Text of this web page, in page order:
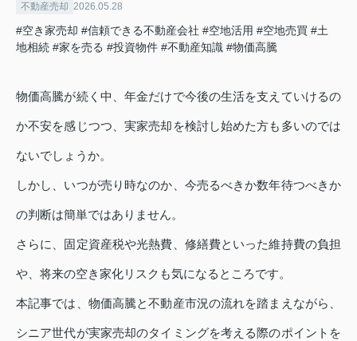
不動産売却 2026.05.28
#空き家売却 #信頼できる不動産会社 #空地活用 #空地売買 #土
地相続 #家を売る #投資物件 #不動産知識 #物価高騰
物価高騰が続く中、年金だけで今後の生活を支えていけるの
か不安を感じつつ、実家売却を検討し始めた方も多いのでは
ないでしょうか。
しかし、いつが売り時なのか、今売るべきか数年待つべきか
の判断は簡単ではありません。
さらに、固定資産税や光熱費、修繕費といった維持費の負担
や、将来の空き家化リスクも気になるところです。
本記事では、物価高騰と不動産市況の流れを踏まえながら、
シニア世代が実家売却のタイミングを考える際のポイントを